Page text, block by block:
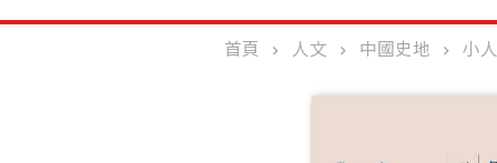
首頁 人文 中國史地 小